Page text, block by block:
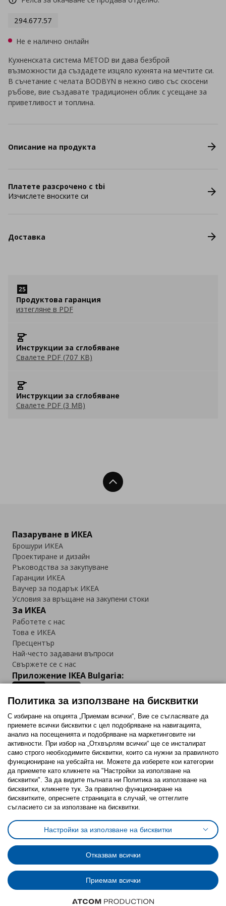
294.677.57
Не е налично онлайн
Кухненската система METOD ви дава безброй
възможности да създадете изцяло кухнята на мечтите си.
В съчетание с челата BODBYN в нежно сиво със скосени
ръбове, вие създавате традиционен облик с усещане за
приветливост и топлина.
Описание на продукта
Платете разсрочено с tbi
Изчислете вноските си
Доставка
Продуктова гаранция
изтегляне в PDF
Инструкции за сглобяване
Свалете PDF (707 KB)
Инструкции за сглобяване
Свалете PDF (3 MB)
Нагоре
Пазаруване в ИКЕА
Брошури ИКЕА
Проектиране и дизайн
Ръководства за закупуване
Гаранции ИКЕА
Ваучер за подарък ИКЕА
Условия за връщане на закупени стоки
За ИКЕА
Работете с нас
Това е ИКЕА
Пресцентър
Най-често задавани въпроси
Свържете се с нас
Приложение IKEA Bulgaria:
Последвайте ни:
FacebookTwitterYoutubePinterestInstagram
Политика за използване на бисквитки (Cookies)
Избор на настройки за използване на бисквитки
Условия за ползване на ikea.bgОбща политика за личните данни
Политика за защита на личните данни на ikea.bg
Общи условия на програма IKEA Family
Политика за защита на лични данни на програма IKEA Family
© Inter-IKEA Systems B.V. 1999 - 2025
Политика за използване на бисквитки
С избиране на опцията „Приемам всички“, Вие се съгласявате да
приемете всички бисквитки с цел подобряване на навигацията,
анализ на посещенията и подобряване на маркетинговите ни
активности. При избор на „Отхвърлям всички“ ще се инсталират
само строго необходимитe бисквитки, които са нужни за правилното
функциониране на уебсайта ни. Можете да изберете кои категории
да приемете като кликнете на "Настройки за използване на
бисквитки". За да видите пълната ни Политика за използване на
бисквитки, кликнете тук. За правилно функциониране на
бисквитките, опреснете страницата в случай, че оттеглите
съгласието си за използване на бисквитки.
Настройки за използване на бисквитки
Отказвам всички
Приемам всички